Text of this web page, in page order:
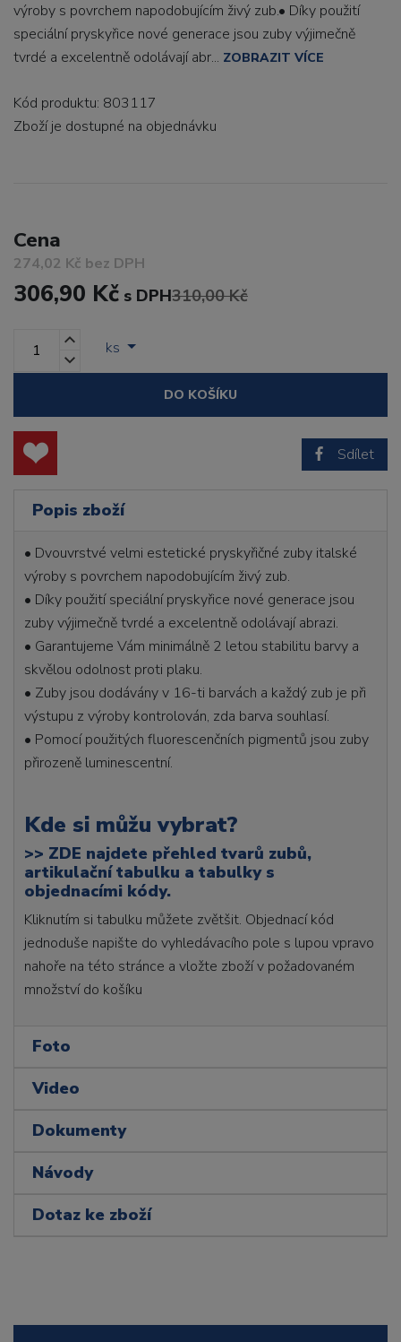
výroby s povrchem napodobujícím živý zub.• Díky použití
speciální pryskyřice nové generace jsou zuby výjimečně
tvrdé a excelentně odolávají abr... ZOBRAZIT VÍCE
Kód produktu: 803117
Zboží je dostupné na objednávku
Cena
274,02 Kč bez DPH
306,90 Kč s DPH310,00 Kč
ks
DO KOŠÍKU
Sdílet
Popis zboží
• Dvouvrstvé velmi estetické pryskyřičné zuby italské
výroby s povrchem napodobujícím živý zub.
• Díky použití speciální pryskyřice nové generace jsou
zuby výjimečně tvrdé a excelentně odolávají abrazi.
• Garantujeme Vám minimálně 2 letou stabilitu barvy a
skvělou odolnost proti plaku.
• Zuby jsou dodávány v 16-ti barvách a každý zub je při
výstupu z výroby kontrolován, zda barva souhlasí.
• Pomocí použitých fluorescenčních pigmentů jsou zuby
přirozeně luminescentní.
Kde si můžu vybrat?
>> ZDE najdete přehled tvarů zubů,
artikulační tabulku a tabulky s
objednacími kódy.
Kliknutím si tabulku můžete zvětšit. Objednací kód
jednoduše napište do vyhledávacího pole s lupou vpravo
nahoře na této stránce a vložte zboží v požadovaném
množství do košíku
Foto
Video
Dokumenty
Návody
Dotaz ke zboží